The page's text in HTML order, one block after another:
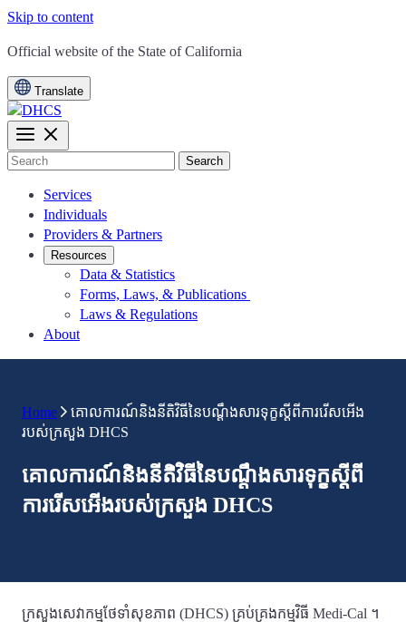
Skip to content
CA.gov
Official website of the State of California
Translate
Search
Services
Individuals
Providers & Partners
Resources
Data & Statistics
Forms, Laws, & Publications
Laws & Regulations
About
Home
គោលការណ៍និងនីតិវិធីនៃបណ្តឹងសារទុក្ខស្តីពីការរើសអើង
របស់ក្រសួង DHCS
គោលការណ៍និងនីតិវិធីនៃបណ្តឹងសារទុក្ខស្តីពី
ការរើសអើងរបស់ក្រសួង DHCS
ក្រសួងសេវាកម្មថែទាំសុខភាព (DHCS) គ្រប់គ្រងកម្មវិធី Medi-Cal ។